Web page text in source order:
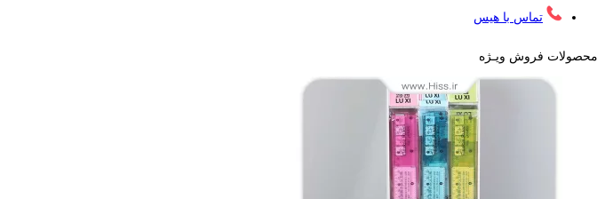
تماس با هیس
محصولات فروش ویـژه